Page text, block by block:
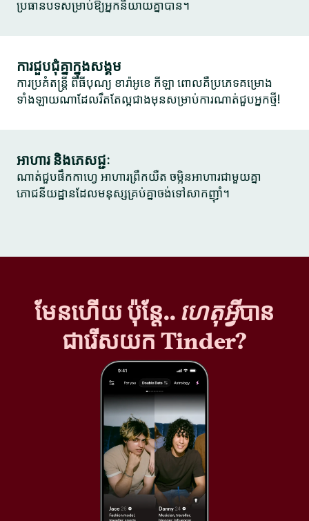
ប្រធានបទសម្រាប់ឱ្យអ្នកនិយាយគ្នាបាន។
ការជួបជុំគ្នាក្នុងសង្គម
ការប្រគំតន្ត្រី ពិធីបុណ្យ ខារ៉ាអូខេ កីឡា ពោលគឺប្រភេទគម្រោង
ទាំងឡាយណាដែលរឹតតែល្អជាងមុនសម្រាប់ការណាត់ជួបអ្នកថ្មី!
អាហារ និងភេសជ្ជៈ
ណាត់ជួបផឹកកាហ្វេ អាហារព្រឹកយឺត ចម្អិនអាហារជាមួយគ្នា
ភោជនីយដ្ឋានដែលមនុស្សគ្រប់គ្នាចង់ទៅសាកញ៉ាំ។
មែនហើយ ប៉ុន្តែ.. ហេតុអ្វីបាន
ជារើសយក Tinder?